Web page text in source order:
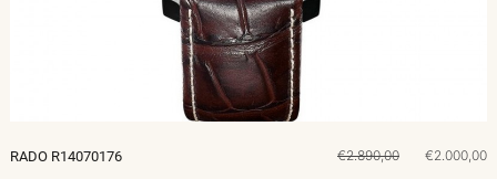
RADO R14070176 €2.890,00 €2.000,00